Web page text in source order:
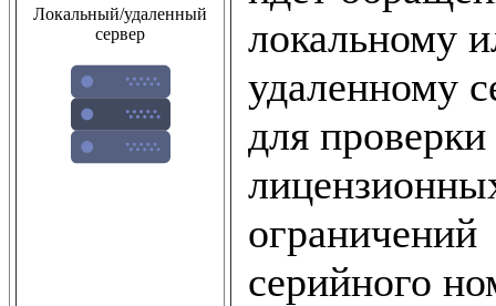
Локальный/удаленный
сервер
локальному
удаленному
для проверки
ограничений
серийного